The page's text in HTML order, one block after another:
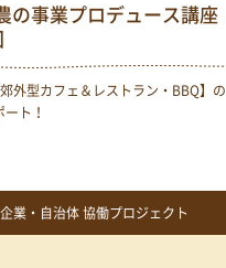
の事業プロデュース講座
外型カフェ＆レストラン・BBQ】の
ート！
企業・自治体 協働プロジェクト